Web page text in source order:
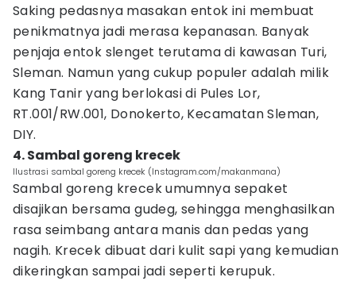
Saking pedasnya masakan entok ini membuat
penikmatnya jadi merasa kepanasan. Banyak
penjaja entok slenget terutama di kawasan Turi,
Sleman. Namun yang cukup populer adalah milik
Kang Tanir yang berlokasi di Pules Lor,
RT.001/RW.001, Donokerto, Kecamatan Sleman,
DIY.
4. Sambal goreng krecek
Ilustrasi sambal goreng krecek (Instagram.com/makanmana)
Sambal goreng krecek umumnya sepaket
disajikan bersama gudeg, sehingga menghasilkan
rasa seimbang antara manis dan pedas yang
nagih. Krecek dibuat dari kulit sapi yang kemudian
dikeringkan sampai jadi seperti kerupuk.